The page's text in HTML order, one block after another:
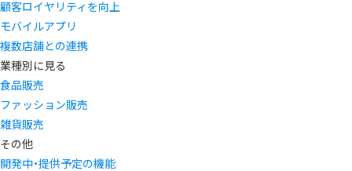
顧客ロイヤリティを向上
モバイルアプリ
複数店舗との連携
業種別に見る
食品販売
ファッション販売
雑貨販売
その他
開発中・提供予定の機能